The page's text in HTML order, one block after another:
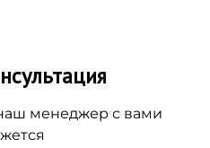
менеджер с вами